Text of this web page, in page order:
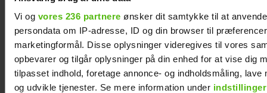
Vi og vores 236 partnere ønsker dit samtykke til at
persondata om IP-adresse, ID og din browser til
marketingformål. Disse oplysninger videregives til vores
opbevarer og tilgår oplysninger på din enhed for at vise dig
tilpasset indhold, foretage annonce- og indholdsmåling, lave
og udvikle tjenester. Se mere information under indstillinger